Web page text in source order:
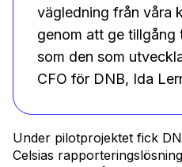
vägledning från våra
genom att ge tillgång
som den som
CFO för DNB, Ida
Under pilotprojektet fick
Celsias